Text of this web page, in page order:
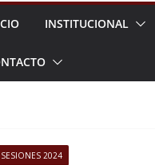
INSTITUCIONAL
2024